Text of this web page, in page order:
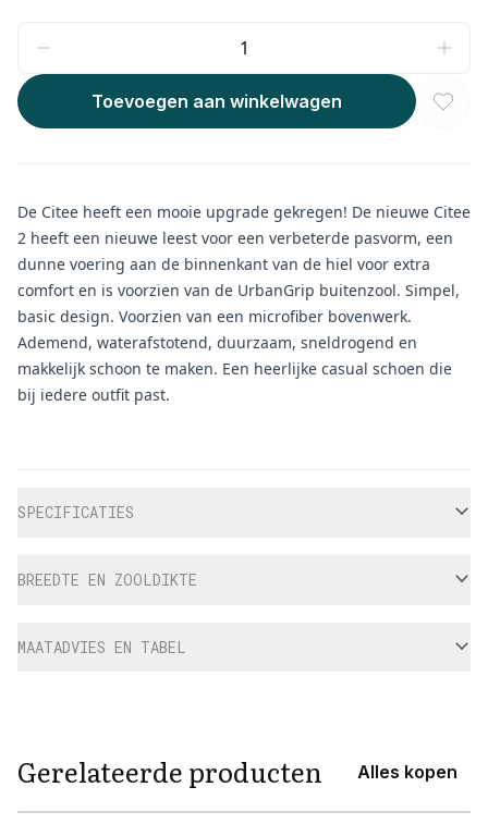
Toevoegen aan winkelwagen
De Citee heeft een mooie upgrade gekregen! De nieuwe Citee
2 heeft een nieuwe leest voor een verbeterde pasvorm, een
dunne voering aan de binnenkant van de hiel voor extra
comfort en is voorzien van de UrbanGrip buitenzool. Simpel,
basic design. Voorzien van een microfiber bovenwerk.
Ademend, waterafstotend, duurzaam, sneldrogend en
makkelijk schoon te maken. Een heerlijke casual schoen die
bij iedere outfit past.
SPECIFICATIES
BREEDTE EN ZOOLDIKTE
MAATADVIES EN TABEL
Gerelateerde producten Alles kopen